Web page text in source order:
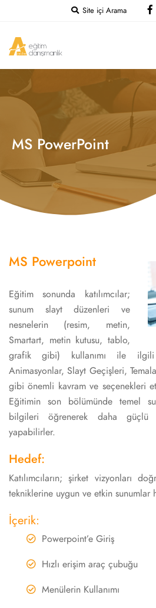
Site içi Arama
MS PowerPoint
MS Powerpoint
Eğitim sonunda katılımcılar;
sunum slayt düzenleri ve
nesnelerin (resim, metin,
Smartart, metin kutusu, tablo,
grafik gibi) kullanımı ile
Animasyonlar, Slayt Geçişleri,
gibi önemli kavram ve seçenekleri
Eğitimin son bölümünde temel
bilgileri öğrenerek daha güçlü
yapabilirler.
Hedef:
Katılımcıların; şirket vizyonları
tekniklerine uygun ve etkin sunumlar
İçerik:
Powerpoint’e Giriş
Hızlı erişim araç çubuğu
Menülerin Kullanımı